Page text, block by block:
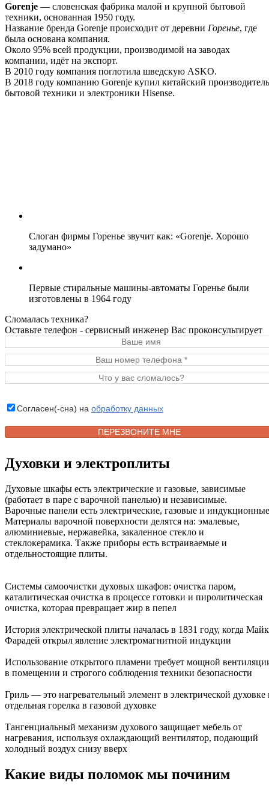
Gorenje — словенская фабрика малой и крупной бытовой
техники, основанная 1950 году.
Название бренда Gorenje происходит от деревни Горенье, где
была основана компания.
Около 95% всей продукции, производимой на заводах
компании, идёт на экспорт.
В 2010 году компания поглотила шведскую ASKO.
В 2018 году компанию Gorenje купил китайский производитель
бытовой техники и электроники Hisense.
Слоган фирмы Горенье звучит как: «Gorenje. Хорошо
задумано»
Первые стиральные машины-автоматы Горенье были
изготовлены в 1964 году
Сломалась техника?
Оставьте телефон - сервисный инженер Вас проконсультирует
Согласен(-сна) на обработку данных
Духовки и электроплиты
Духовые шкафы есть электрические и газовые, зависимые
(работает в паре с варочной панелью) и независимые.
Варочные панели есть электрические, газовые и
Материалы варочной поверхности делятся на: эмалевые,
алюминиевые, нержавейка, закаленное стекло и
стеклокерамика. Также приборы есть встраиваемые и
отдельностоящие плиты.
Системы самоочистки духовых шкафов: очистка паром,
каталитическая очистка в процессе готовки и пиролитическая
очистка, которая превращает жир в пепел
История электрической плиты началась в 1831 году, когда
Фарадей открыл явление электромагнитной индукции
Использование открытого пламени требует мощной
в помещении и строгого соблюдения техники безопасности
Гриль — это нагревательный элемент в электрической духовке
отдельная горелка в газовой духовке
Тангенциальный механизм духового защищает мебель от
нагревания, используя охлаждающий вентилятор, подающий
холодный воздух снизу вверх
Какие виды поломок мы починим